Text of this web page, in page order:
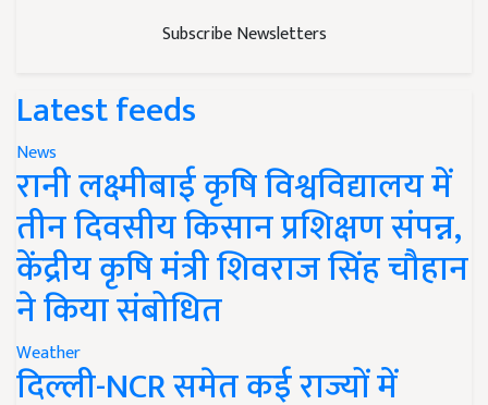
Subscribe Newsletters
Latest feeds
News
रानी लक्ष्मीबाई कृषि विश्वविद्यालय में
तीन दिवसीय किसान प्रशिक्षण संपन्न,
केंद्रीय कृषि मंत्री शिवराज सिंह चौहान
ने किया संबोधित
Weather
दिल्ली-NCR समेत कई राज्यों में